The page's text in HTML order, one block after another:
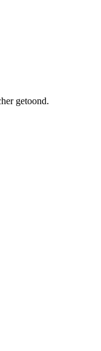
getoond.